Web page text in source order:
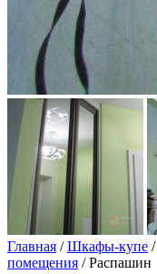
Главная /Шкафы-купе /
помещения / Распашин